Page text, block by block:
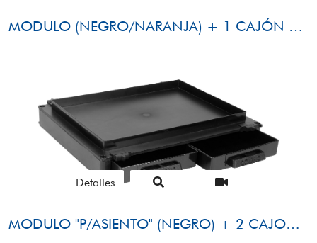
MODULO (NEGRO/NARANJA) + 1 CAJÓN LATERAL (NEGRO)
Detalles
MODULO "P/ASIENTO" (NEGRO) + 2 CAJONES FRONTALES (NEGRO)